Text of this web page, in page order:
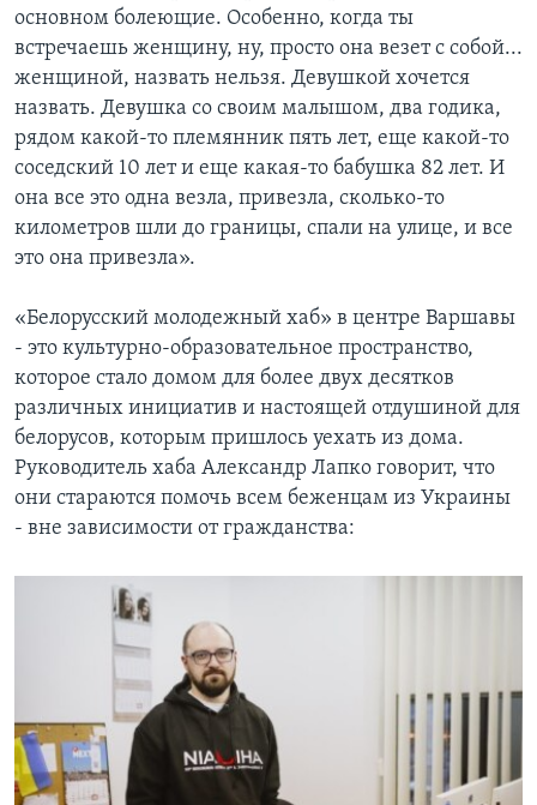
основном болеющие. Особенно, когда ты
встречаешь женщину, ну, просто она везет с собой...
женщиной, назвать нельзя. Девушкой хочется
назвать. Девушка со своим малышом, два годика,
рядом какой-то племянник пять лет, еще какой-то
соседский 10 лет и еще какая-то бабушка 82 лет. И
она все это одна везла, привезла, сколько-то
километров шли до границы, спали на улице, и все
это она привезла».
«Белорусский молодежный хаб» в центре Варшавы
- это культурно-образовательное пространство,
которое стало домом для более двух десятков
различных инициатив и настоящей отдушиной для
белорусов, которым пришлось уехать из дома.
Руководитель хаба Александр Лапко говорит, что
они стараются помочь всем беженцам из Украины
- вне зависимости от гражданства: